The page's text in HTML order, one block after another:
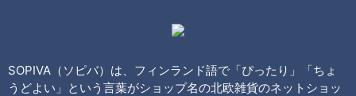
SOPIVA（ソピバ）は、フィンランド語で「ぴったり」「ちょ
うどよい」という言葉がショップ名の北欧雑貨のネットショッ